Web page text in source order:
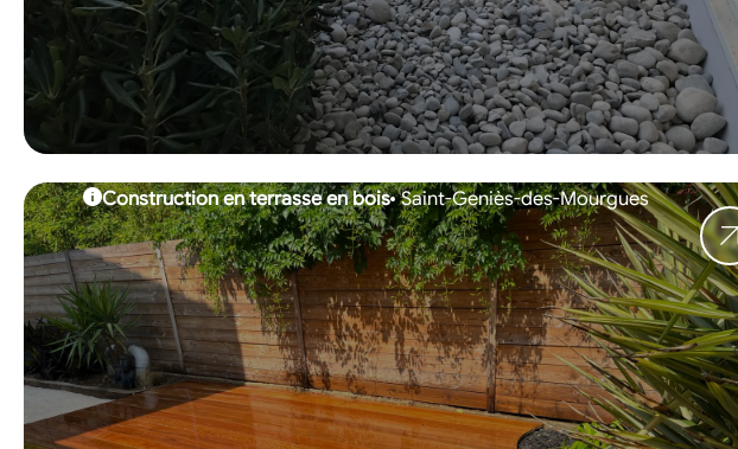
Construction en terrasse en bois Saint-Geniès-des-Mourgues